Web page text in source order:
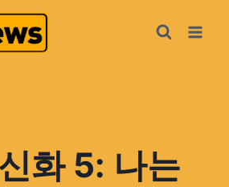
화 5: 나는